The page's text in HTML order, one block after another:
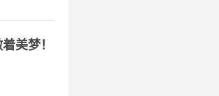
美梦！